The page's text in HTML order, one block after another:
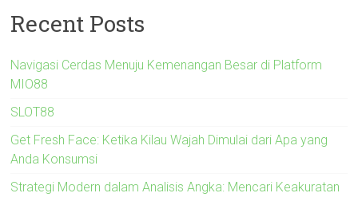
Recent Posts
Navigasi Cerdas Menuju Kemenangan Besar di Platform
MIO88
SLOT88
Get Fresh Face: Ketika Kilau Wajah Dimulai dari Apa yang
Anda Konsumsi
Strategi Modern dalam Analisis Angka: Mencari Keakuratan